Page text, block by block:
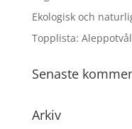
Ekologisk och
Topplista: Aleppotvål
Senaste
Arkiv